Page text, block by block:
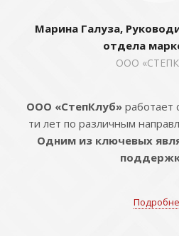
Марина Галуза,
отдела
ООО
ООО «СтепКлуб»работает
ти лет по различным
Одним из ключевых